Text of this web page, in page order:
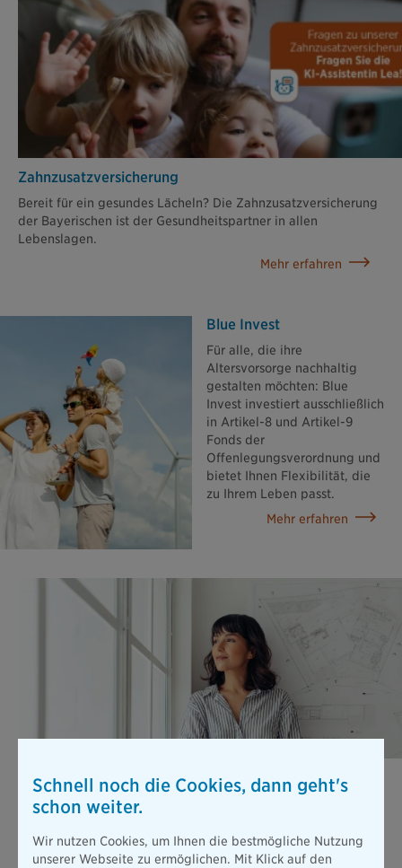
Zahn­zusatz­versicherung
Bereit für ein gesundes Lächeln? Die Zahnzusatzversicherung
der Bayerischen ist der Gesundheitspartner in allen
Lebenslagen.
Mehr erfahren
Blue Invest
Für alle, die ihre
Altersvorsorge nachhaltig
gestalten möchten: Blue
Invest investiert ausschließlich
in Artikel-8 und Artikel-9
Fonds der
Offenlegungsverordnung und
bietet Ihnen Flexibilität, die
zu Ihrem Leben passt.
Mehr erfahren
Berufsunfähigkeits­versicherung
Stellen Sie sich vor, Sie können wegen einer Erkrankung oder
Absicherung ist dann viel zu gering, um Ihren bisherigen
Lebensstandard zu halten.
Schnell noch die Cookies, dann geht's
schon weiter.
Wir nutzen Cookies, um Ihnen die bestmögliche Nutzung
unserer Webseite zu ermöglichen. Mit Klick auf den